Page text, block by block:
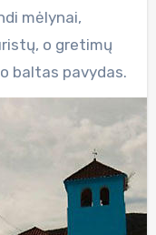
mėlynai,
o gretimų
baltas pavydas.